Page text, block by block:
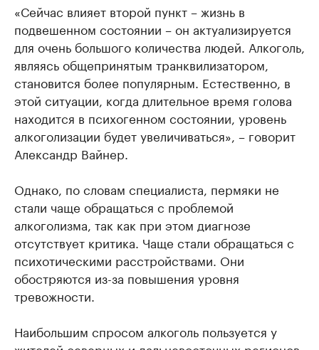
«Сейчас влияет второй пункт – жизнь в
подвешенном состоянии – он актуализируется
для очень большого количества людей. Алкоголь,
являясь общепринятым транквилизатором,
становится более популярным. Естественно, в
этой ситуации, когда длительное время голова
находится в психогенном состоянии, уровень
алкоголизации будет увеличиваться», – говорит
Александр Вайнер.
Однако, по словам специалиста, пермяки не
стали чаще обращаться с проблемой
алкоголизма, так как при этом диагнозе
отсутствует критика. Чаще стали обращаться с
психотическими расстройствами. Они
обостряются из-за повышения уровня
тревожности.
Наибольшим спросом алкоголь пользуется у